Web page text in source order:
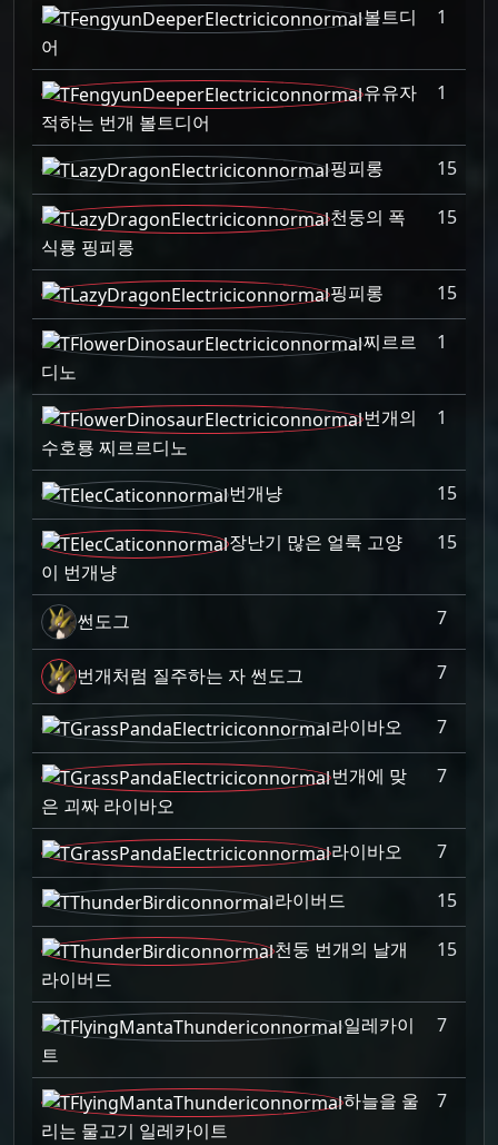
볼트디
어
1
유유자
적하는 번개 볼트디어
1
핑피롱
15
천둥의 폭
식룡 핑피롱
15
핑피롱
15
찌르르
디노
1
번개의
수호룡 찌르르디노
1
번개냥
15
장난기 많은 얼룩 고양
이 번개냥
15
썬도그 7
번개처럼 질주하는 자 썬도그 7
라이바오
7
번개에 맞
은 괴짜 라이바오
7
라이바오
7
라이버드
15
천둥 번개의 날개
라이버드
15
일레카이
트
7
하늘을 울
리는 물고기 일레카이트
7